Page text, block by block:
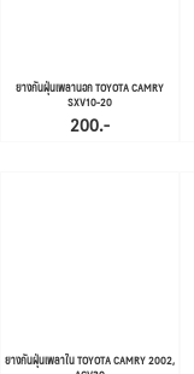
ยางกันฝุ่นเพลานอก TOYOTA CAMRY
SXV10-20
200.-
ยางกันฝุ่นเพลาใน TOYOTA CAMRY 2002,